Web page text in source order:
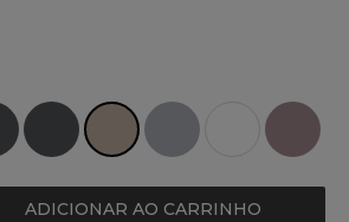
ADICIONAR AO CARRINHO